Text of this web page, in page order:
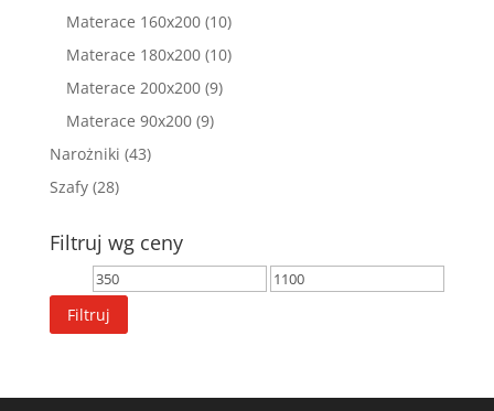
produktów
Materace 160x200 1010
produktów
Materace 180x200 1010
Materace 200x200 99
Materace 90x200 99
Narożniki 4343
Szafy 2828
Filtruj wg ceny
Cena
min
Cena
Filtruj